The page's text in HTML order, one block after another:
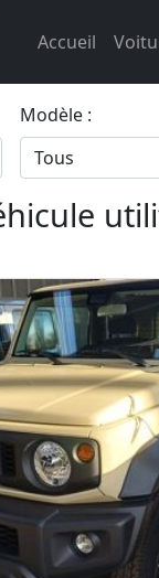
Accueil
Modèle :